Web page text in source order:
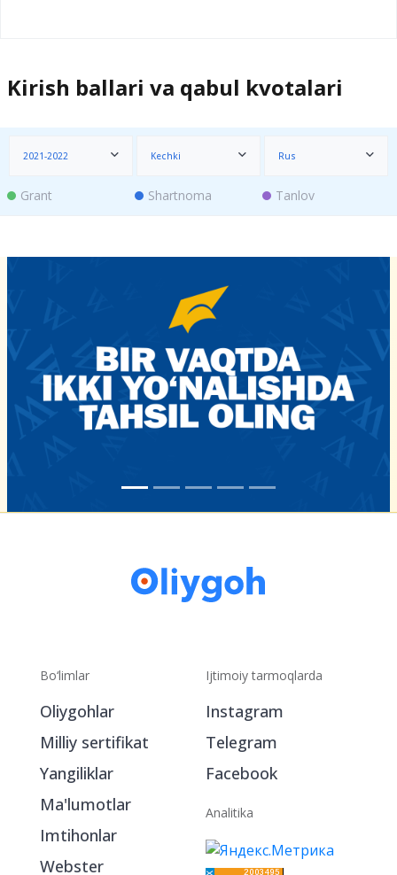
Kirish ballari va qabul kvotalari
2021-2022 Kechki Rus
Grant Shartnoma Tanlov
Bo‘limlar
Oliygohlar
Milliy sertifikat
Yangiliklar
Ma'lumotlar
Imtihonlar
Webster
Ijtimoiy tarmoqlarda
Instagram
Telegram
Facebook
Analitika